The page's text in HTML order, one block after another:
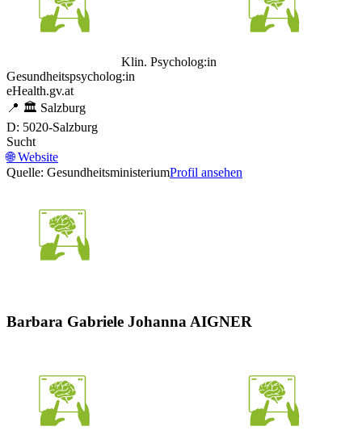
Klin. Psycholog:in
Gesundheitspsycholog:in
eHealth.gv.at
📍 🏛️ Salzburg
D: 5020-Salzburg
Sucht
🌐Website
Quelle: GesundheitsministeriumProfil ansehen
Barbara Gabriele Johanna AIGNER